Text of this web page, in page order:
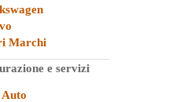
Marchi
e servizi